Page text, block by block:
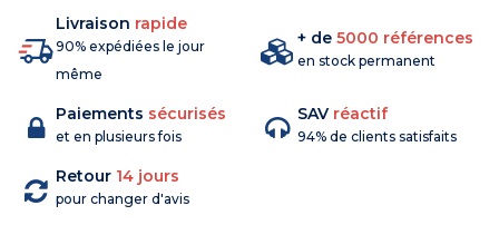
Livraison rapide
90% expédiées le jour
même
+ de 5000 références
en stock permanent
Paiements sécurisés
et en plusieurs fois
SAV réactif
94% de clients satisfaits
Retour 14 jours
pour changer d'avis